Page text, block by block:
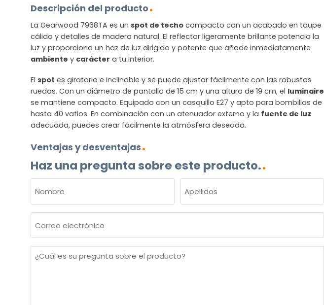
Descripción del producto
La Gearwood 7968TA es un spot de techo compacto con un acabado en taupe
cálido y detalles de madera natural. El reflector ligeramente brillante potencia la
luz y proporciona un haz de luz dirigido y potente que añade inmediatamente
ambiente y carácter a tu interior.
El spot es giratorio e inclinable y se puede ajustar fácilmente con las robustas
ruedas. Con un diámetro de pantalla de 15 cm y una altura de 19 cm, el luminaire
se mantiene compacto. Equipado con un casquillo E27 y apto para bombillas de
hasta 40 vatios. En combinación con un atenuador externo y la fuente de luz
adecuada, puedes crear fácilmente la atmósfera deseada.
Ventajas y desventajas
Haz una pregunta sobre este producto.
(OBLIGATORIO)
Nombre Apellidos
electrónico
¿Cuál